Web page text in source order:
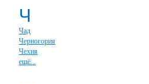
Ч
Чад
Черногория
Чехия
ещё...